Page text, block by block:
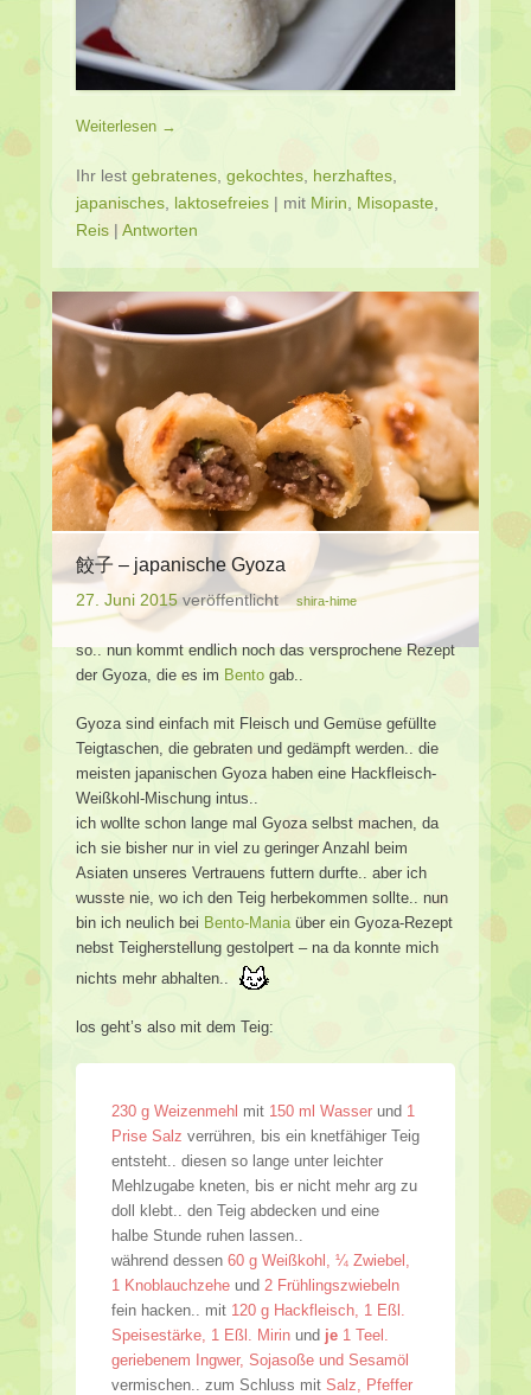
Weiterlesen →
Ihr lest gebratenes, gekochtes, herzhaftes,
japanisches, laktosefreies | mit Mirin, Misopaste,
Reis | Antworten
餃子 – japanische Gyoza
27. Juni 2015veröffentlicht shira-hime
so.. nun kommt endlich noch das versprochene Rezept
der Gyoza, die es im Bento gab..
Gyoza sind einfach mit Fleisch und Gemüse gefüllte
Teigtaschen, die gebraten und gedämpft werden.. die
meisten japanischen Gyoza haben eine Hackfleisch-
Weißkohl-Mischung intus..
ich wollte schon lange mal Gyoza selbst machen, da
ich sie bisher nur in viel zu geringer Anzahl beim
Asiaten unseres Vertrauens futtern durfte.. aber ich
wusste nie, wo ich den Teig herbekommen sollte.. nun
bin ich neulich bei Bento-Maniaüber ein Gyoza-Rezept
nebst Teigherstellung gestolpert – na da konnte mich
nichts mehr abhalten..
los geht’s also mit dem Teig:
230 g Weizenmehl mit 150 ml Wasser und 1
Prise Salz verrühren, bis ein knetfähiger Teig
entsteht.. diesen so lange unter leichter
Mehlzugabe kneten, bis er nicht mehr arg zu
doll klebt.. den Teig abdecken und eine
halbe Stunde ruhen lassen..
während dessen 60 g Weißkohl, ¼ Zwiebel,
1 Knoblauchzehe und 2 Frühlingszwiebeln
fein hacken.. mit 120 g Hackfleisch, 1 Eßl.
Speisestärke, 1 Eßl. Mirin und je 1 Teel.
geriebenem Ingwer, Sojasoße und Sesamöl
vermischen.. zum Schluss mit Salz, Pfeffer